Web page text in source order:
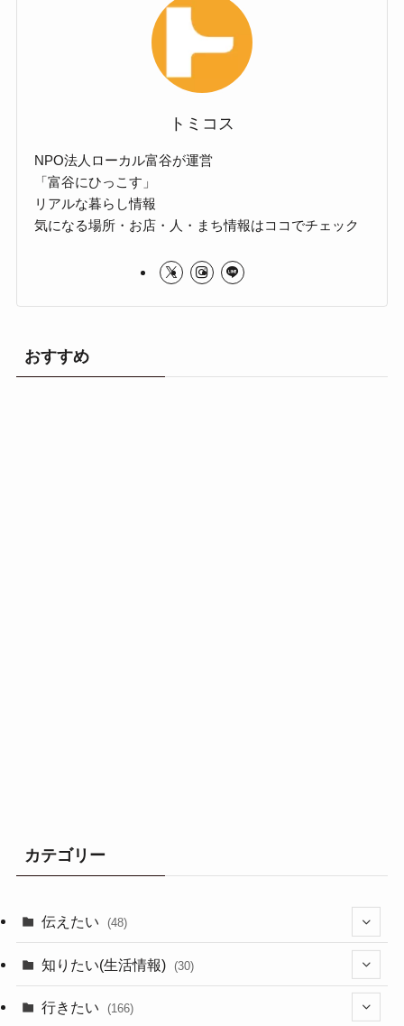
トミコス
NPO法人ローカル富谷が運営
「富谷にひっこす」
リアルな暮らし情報
気になる場所・お店・人・まち情報はココでチェック
おすすめ
カテゴリー
伝えたい (48)
(44)
(1)
知りたい(生活情報) (30)
(10)
行きたい (166)